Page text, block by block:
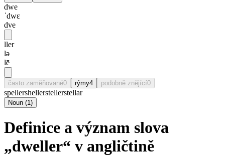
dwe
ˈdwɛ
dve
ller
lə
lē
často zaměňované0 rýmy4 podobně znějící0
spellershellerstellerstellar
Noun (1)
Definice a význam slova
„dweller“ v angličtině